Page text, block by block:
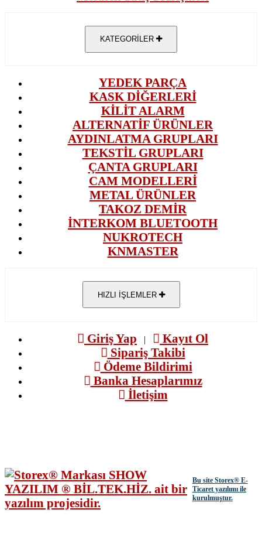
KATEGORİLER
YEDEK PARÇA
KASK DİĞERLERİ
KİLİT ALARM
ALTERNATİF ÜRÜNLER
AYDINLATMA GRUPLARI
TEKSTİL GRUPLARI
ÇANTA GRUPLARI
CAM MODELLERİ
METAL ÜRÜNLER
TAKOZ DEMİR
İNTERKOM BLUETOOTH
NUKROTECH
KNMASTER
HIZLI İŞLEMLER
Giriş Yap |
Kayıt Ol
Sipariş Takibi
Ödeme Bildirimi
Banka Hesaplarımız
İletişim
Bu site Storex® E-
Ticaret yazılımı ile
kurulmuştur.